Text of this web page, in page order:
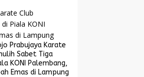
Prabujaya Karate
Sabet Tiga
KONI Palembang,
Emas di Lampung